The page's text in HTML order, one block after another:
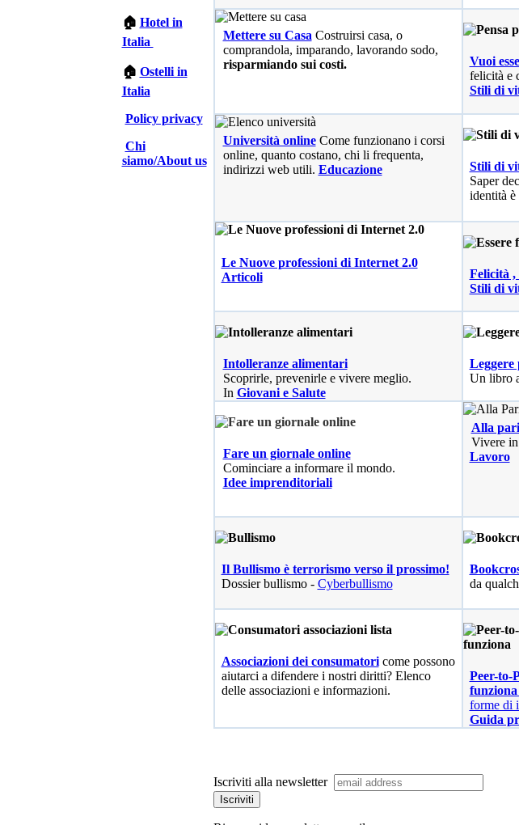
🏠 Hotel in
Italia
🏠 Ostelli in
Italia
Policy privacy
Chi
siamo/About us
Mettere su Casa Costruirsi casa, o
comprandola, imparando, lavorando sodo,
risparmiando sui costi.
Vuoi
felicità e
Stili di
Università online Come funzionano i corsi
online, quanto costano, chi li frequenta,
indirizzi web utili. Educazione
Stili di
Saper
identità è
Le Nuove professioni di Internet 2.0
Articoli
Felicità ,
Stili di
Intolleranze alimentari
Scoprirle, prevenirle e vivere meglio.
In Giovani e Salute
Leggere
Un libro
Fare un giornale online
Cominciare a informare il mondo.
Idee imprenditoriali
Alla
Vivere
Lavoro
Il Bullismo è terrorismo verso il prossimo!
Dossier bullismo - Cyberbullismo
da
Associazioni dei consumatoricome possono
aiutarci a difendere i nostri diritti? Elenco
delle associazioni e informazioni.
Peer-to-
funziona
forme di
Guida
Iscriviti alla newsletter